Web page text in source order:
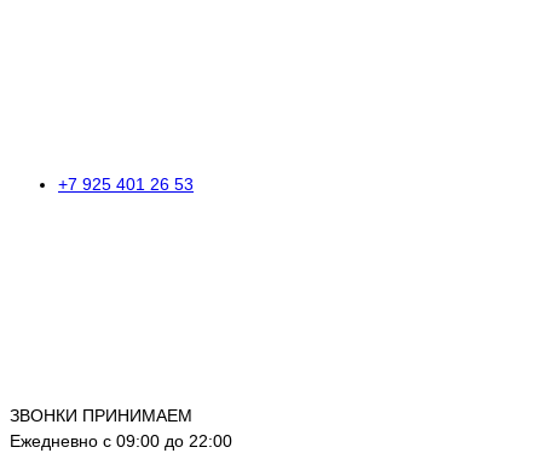
+7 925 401 26 53
ЗВОНКИ ПРИНИМАЕМ
Ежедневно с 09:00 до 22:00